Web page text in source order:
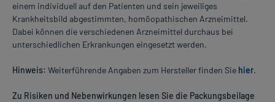
einem individuell auf den Patienten und sein jeweiliges
Krankheitsbild abgestimmten, homöopathischen Arzneimittel.
Dabei können die verschiedenen Arzneimittel durchaus bei
unterschiedlichen Erkrankungen eingesetzt werden.
Hinweis: Weiterführende Angaben zum Hersteller finden Sie hier.
Zu Risiken und Nebenwirkungen lesen Sie die Packungsbeilage